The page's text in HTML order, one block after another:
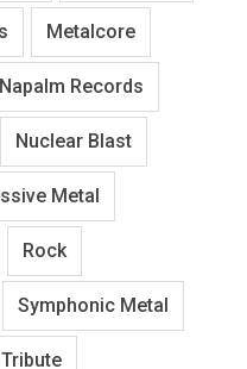
Metalcore
Napalm Records
Nuclear Blast
Metal
Rock
Symphonic Metal
Tribute